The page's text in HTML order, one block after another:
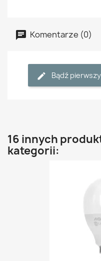
Komentarze (0)
Bądź
16 innych
kategorii: